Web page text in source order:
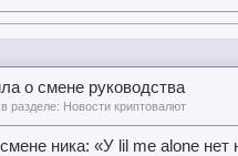
о смене руководства
, в разделе: Новости криптовалют
ника: «У lil me alone